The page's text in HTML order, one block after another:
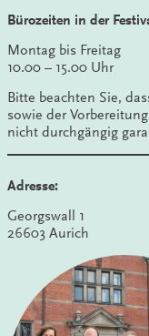
Bürozeiten in der
Montag bis Freitag
10.00 – 15.00 Uhr
Bitte beachten Sie,
sowie der
nicht durchgängig
Adresse:
Georgswall 1
26603 Aurich